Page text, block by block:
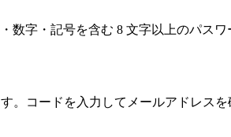
数字・記号を含む 8 文字以上のパスワ
。コードを入力してメールアドレス